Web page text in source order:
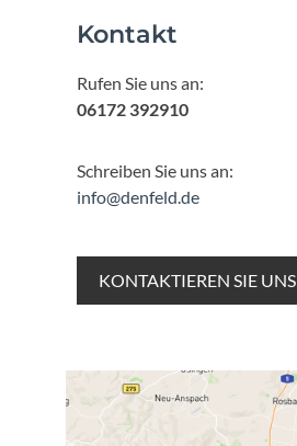
Kontakt
Rufen Sie uns an:
06172 392910
Schreiben Sie uns an:
info@denfeld.de
KONTAKTIEREN SIE UNS